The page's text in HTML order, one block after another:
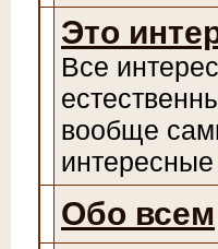
Это
Все
вообще
Обо всем